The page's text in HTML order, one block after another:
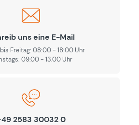
uns eine E-Mail
Freitag: 08:00 - 18:00 Uhr
09.00 - 13.00 Uhr
2583 30032 0